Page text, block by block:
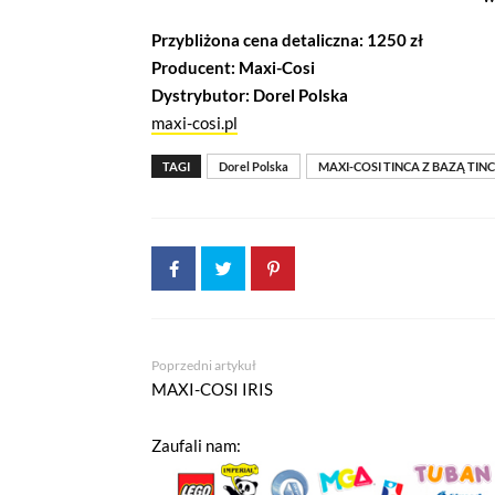
Przybliżona cena detaliczna: 1250 zł
Producent: Maxi-Cosi
Dystrybutor: Dorel Polska
maxi-cosi.pl
TAGI Dorel Polska MAXI-COSI TINCA Z BAZĄ
Poprzedni artykuł
MAXI-COSI IRIS
Zaufali nam: